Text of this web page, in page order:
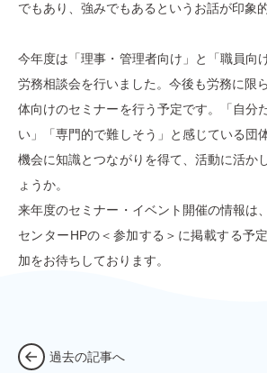
でもあり、強みでもあるというお話が印象
今年度は「理事・管理者向け」と「職員向
労務相談会を行いました。今後も労務に限
体向けのセミナーを行う予定です。「自分
い」「専門的で難しそう」と感じている団
機会に知識とつながりを得て、活動に活か
ょうか。
来年度のセミナー・イベント開催の情報は
センターHPの＜参加する＞に掲載する予
加をお待ちしております。
過去の記事へ